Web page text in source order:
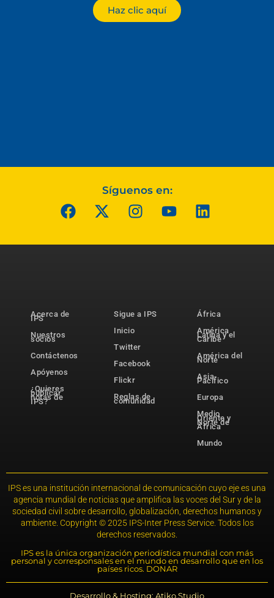
Haz clic aquí
Síguenos en:
Acerca de
IPS
Nuestros
socios
Contáctenos
Apóyenos
¿Quieres
publicar
notas de
IPS?
Sigue a IPS
Inicio
Twitter
Facebook
Flickr
Reglas de
comunidad
África
América
Latina y el
Caribe
América del
Norte
Asia-
Pacífico
Europa
Medio
Oriente y
Norte de
África
Mundo
IPS es una institución internacional de comunicación cuyo eje es una
agencia mundial de noticias que amplifica las voces del Sur y de la
sociedad civil sobre desarrollo, globalización, derechos humanos y
ambiente. Copyright © 2025 IPS-Inter Press Service. Todos los
derechos reservados.
IPS es la única organización periodística mundial con más
personal y corresponsales en el mundo en desarrollo que en los
países ricos. DONAR
Desarrollo & Hosting: Atiko.Studio